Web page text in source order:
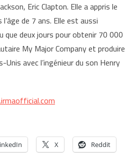
Eric Clapton. Elle a appris le
de 7 ans. Elle est aussi
que deux jours pour obtenir 70 000
My Major Company et produire
avec l’ingénieur du son Henry
X Reddit